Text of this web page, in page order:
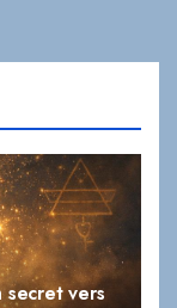
secret vers